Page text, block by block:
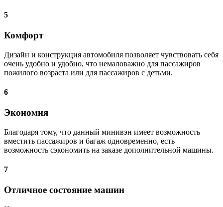
5
Комфорт
Дизайн и конструкция автомобиля позволяет чувствовать себя
очень удобно и удобно, что немаловажно для пассажиров
пожилого возраста или для пассажиров с детьми.
6
Экономия
Благодаря тому, что данный минивэн имеет возможность
вместить пассажиров и багаж одновременно, есть
возможность сэкономить на заказе дополнительной машины.
7
Отличное состояние машин